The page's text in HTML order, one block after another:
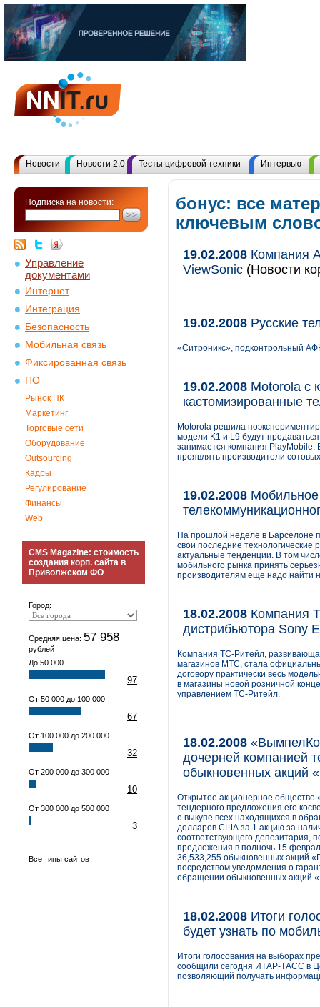
Новости Новости 2.0 Тесты цифровой техники Интервью
Подписка на новости:
Управление
документами
Интернет
Интеграция
Безопасность
Мобильная связь
Фиксированная связь
ПО
Рынок ПК
Маркетинг
Торговые сети
Оборудование
Outsourcing
Кадры
Регулирование
Финансы
Web
CMS Magazine: стоимость
создания корп. сайта в
Приволжском ФО
Город:
Средняя цена: 57 958
рублей
До 50 000
97
От 50 000 до 100 000
67
От 100 000 до 200 000
32
От 200 000 до 300 000
10
От 300 000 до 500 000
3
Все типы сайтов
бонус: все
ключевым
19.02.2008 Компания
ViewSonic (Новости
19.02.2008 Русские
«Ситроникс», подконтрольный
19.02.2008 Motorola с
кастомизированные
Motorola решила
модели K1 и L9 будут
занимается компания PlayMobile.
проявлять производители
19.02.2008
На прошлой неделе в Барселоне
свои последние технологические
актуальные тенденции. В том
мобильного рынка принять
производителям еще надо найти
18.02.2008 Компания
дистрибьютора Sony
Компания ТС-Ритейл,
магазинов МТС, стала
договору практически весь
в магазины новой розничной
управлением ТС-Ритейл.
18.02.2008
дочерней компанией
обыкновенных акций
Открытое акционерное
тендерного предложения его
о выкупе всех находящихся в
долларов США за 1 акцию за
соответствующего депозитария,
предложения в полночь 15
36,533,255 обыкновенных акций
посредством уведомления о
обращении обыкновенных акций
18.02.2008 Итоги
будет узнать по
Итоги голосования на выборах
сообщили сегодня ИТАР-ТАСС в
позволяющий получать